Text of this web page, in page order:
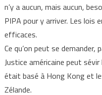
n’y a aucun, mais aucun,
PIPA pour y arriver. Les lois
efficaces.
Ce qu’on peut se
Justice américaine peut
était basé à Hong Kong et
Zélande.